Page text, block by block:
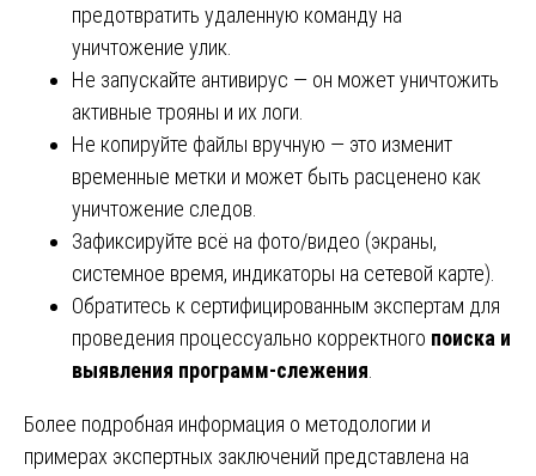
предотвратить удаленную команду на
уничтожение улик.
Не запускайте антивирус — он может уничтожить
активные трояны и их логи.
Не копируйте файлы вручную — это изменит
временные метки и может быть расценено как
уничтожение следов.
Зафиксируйте всё на фото/видео (экраны,
системное время, индикаторы на сетевой карте).
Обратитесь к сертифицированным экспертам для
проведения процессуально корректного поиска и
выявления программ-слежения
Более подробная информация о методологии и
примерах экспертных заключений представлена на